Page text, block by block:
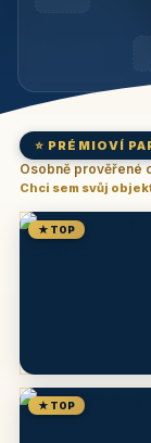
⭐ PRÉMIOVÍ
Osobně prověřené
Chci sem svůj
★ TOP
★ TOP